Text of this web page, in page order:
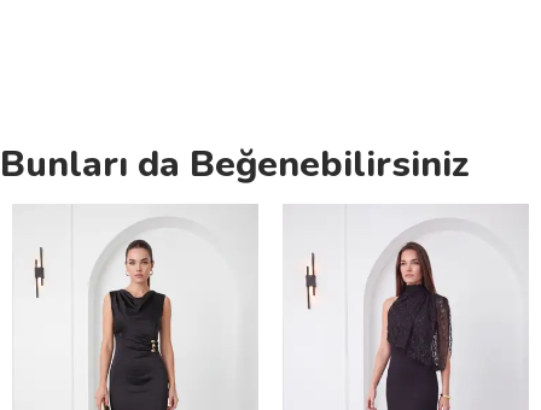
Bunları da Beğenebilirsiniz